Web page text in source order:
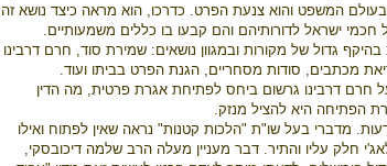
בעולם המשפט והוא צנעת הפרט. כדרכו, הוא מראה כיצד נושא זה
חכמי ישראל לדורותיהם והם קבעו בו כללים משמעותיים.
גדול של מקורות ובמגוון נושאים: שמירת סוד, חרם דרבינו
מכתבים, סודות מסחריים, הגנת הפרט בביתו ועוד.
על חרם דרבינו גרשום ביחס לפתיחת אגרת פרטית, מה הדין
הפתיחה היא להציל מנזק.
מדברי בעל שו"ת "הלכות קטנות" נראה שאין לפתוח ואילו
חלק עליו והתיר. דבר מעניין מעלה הרב שלמה דיכובסקי,